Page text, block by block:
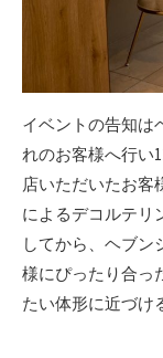
イベントの告知は
れのお客様へ行い
店いただいたお客
によるデコルテリ
してから、ヘブン
様にぴったり合っ
たい体形に近づけ